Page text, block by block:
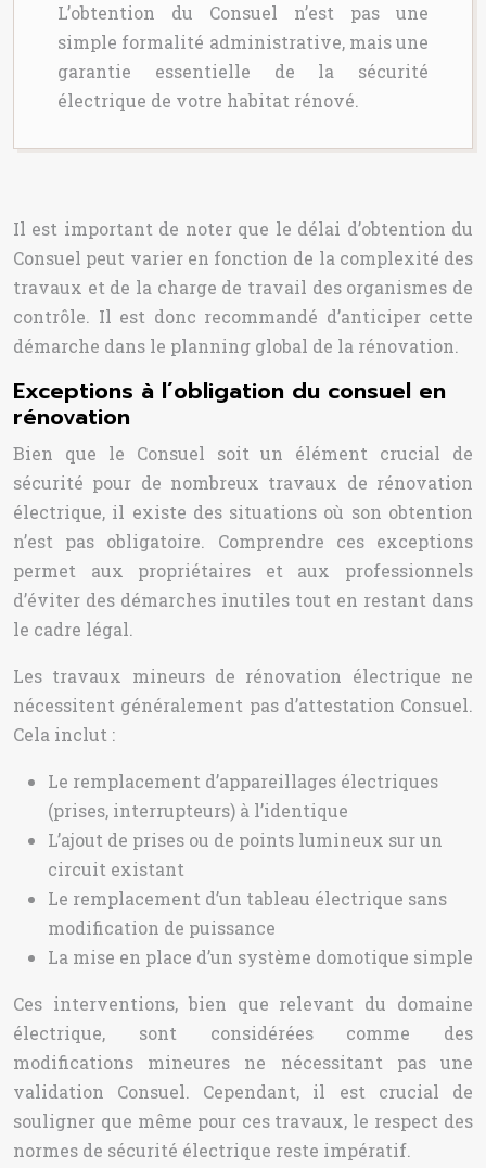
L’obtention du Consuel n’est pas une
simple formalité administrative, mais une
garantie essentielle de la sécurité
électrique de votre habitat rénové.
Il est important de noter que le délai d’obtention du
Consuel peut varier en fonction de la complexité des
travaux et de la charge de travail des organismes de
contrôle. Il est donc recommandé d’anticiper cette
démarche dans le planning global de la rénovation.
Exceptions à l’obligation du consuel en
rénovation
Bien que le Consuel soit un élément crucial de
sécurité pour de nombreux travaux de rénovation
électrique, il existe des situations où son obtention
n’est pas obligatoire. Comprendre ces exceptions
permet aux propriétaires et aux professionnels
d’éviter des démarches inutiles tout en restant dans
le cadre légal.
Les travaux mineurs de rénovation électrique ne
nécessitent généralement pas d’attestation Consuel.
Cela inclut :
Le remplacement d’appareillages électriques
(prises, interrupteurs) à l’identique
L’ajout de prises ou de points lumineux sur un
circuit existant
Le remplacement d’un tableau électrique sans
modification de puissance
La mise en place d’un système domotique simple
Ces interventions, bien que relevant du domaine
électrique, sont considérées comme des
modifications mineures ne nécessitant pas une
validation Consuel. Cependant, il est crucial de
souligner que même pour ces travaux, le respect des
normes de sécurité électrique reste impératif.